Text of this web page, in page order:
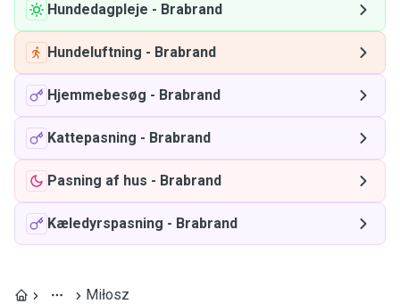
Hundedagpleje - Brabrand
Hundeluftning - Brabrand
Hjemmebesøg - Brabrand
Kattepasning - Brabrand
Pasning af hus - Brabrand
Kæledyrspasning - Brabrand
Miłosz